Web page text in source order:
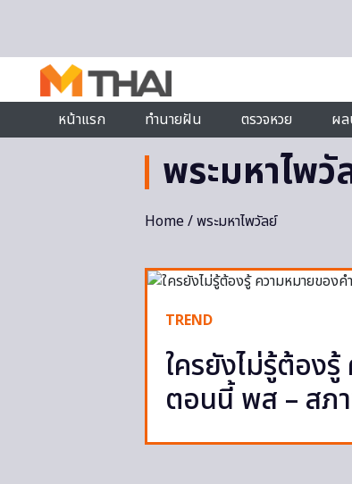
หน้าแรก
ทำนายฝัน ตรวจหวย ผ
พระมหาไพวั
Home/ พระมหาไพวัลย์
TREND
ใครยังไม่รู้ต้อง
ตอนนี้ พส – สภ